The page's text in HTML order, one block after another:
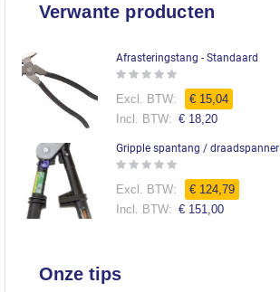
Verwante producten
Afrasteringstang - Standaard
Rating:
€ 15,04
€ 18,20
Gripple spantang / draadspanner
Rating:
€ 124,79
€ 151,00
Onze tips